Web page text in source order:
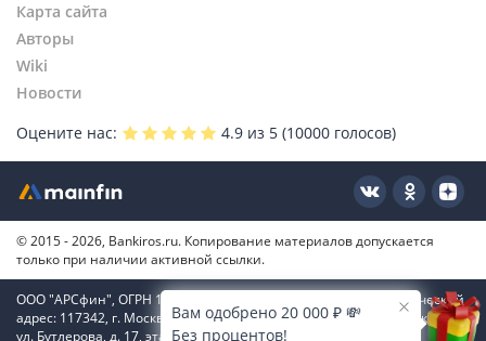
Карта сайта
Авторы
Wiki
Новости
Оцените нас:
4.9 из 5 (10000 голосов)
© 2015 - 2026, Bankiros.ru. Копирование материалов допускается
только при наличии активной ссылки.
ООО "АРСфин", ОГРН 1187746346556, ИНН 7722445717, юридический
адрес: 117342, г. Москва, вн. тер. г. муниципальный округ Коньково,
ул. Бутлерова, д. 17, этаж 4, ком. 66
Вам одобрено 20 000 ₽ 💸
Без процентов!